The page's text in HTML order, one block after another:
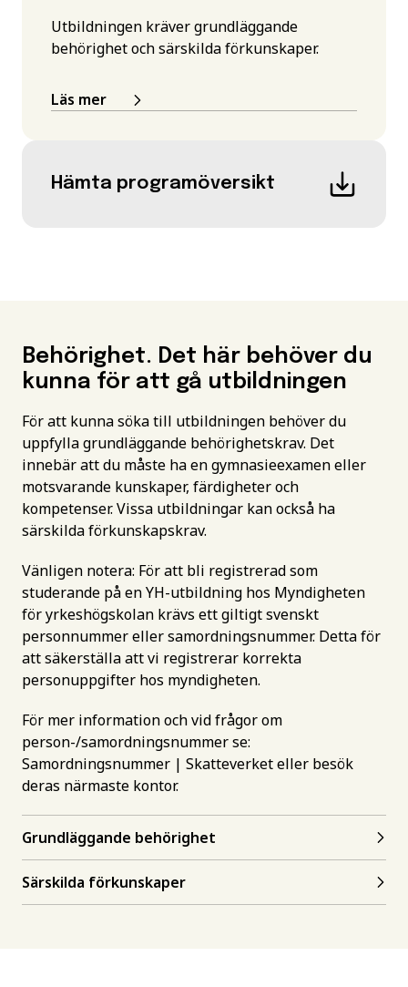
Utbildningen kräver grundläggande
behörighet och särskilda förkunskaper.
Läs mer
Hämta programöversikt
Behörighet. Det här behöver du
kunna för att gå utbildningen
För att kunna söka till utbildningen behöver du
uppfylla grundläggande behörighetskrav. Det
innebär att du måste ha en gymnasieexamen eller
motsvarande kunskaper, färdigheter och
kompetenser. Vissa utbildningar kan också ha
särskilda förkunskapskrav.
Vänligen notera: För att bli registrerad som
studerande på en YH-utbildning hos Myndigheten
för yrkeshögskolan krävs ett giltigt svenskt
personnummer eller samordningsnummer. Detta för
att säkerställa att vi registrerar korrekta
personuppgifter hos myndigheten.
För mer information och vid frågor om
person-/samordningsnummer se:
Samordningsnummer | Skatteverketeller besök
deras närmaste kontor.
Grundläggande behörighet
Särskilda förkunskaper